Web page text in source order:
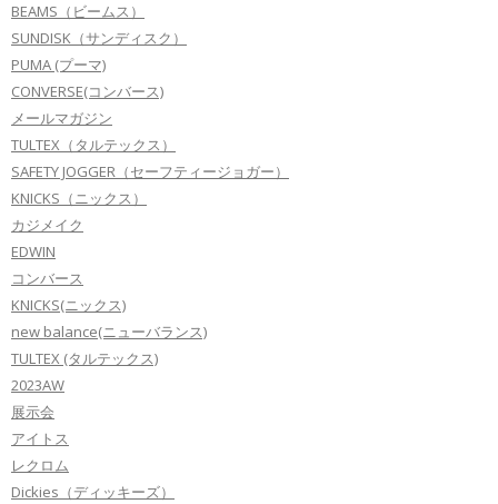
BEAMS（ビームス）
SUNDISK（サンディスク）
PUMA (プーマ)
CONVERSE(コンバース)
メールマガジン
TULTEX（タルテックス）
SAFETY JOGGER（セーフティージョガー）
KNICKS（ニックス）
カジメイク
EDWIN
コンバース
KNICKS(ニックス)
new balance(ニューバランス)
TULTEX (タルテックス)
2023AW
展示会
アイトス
レクロム
Dickies（ディッキーズ）